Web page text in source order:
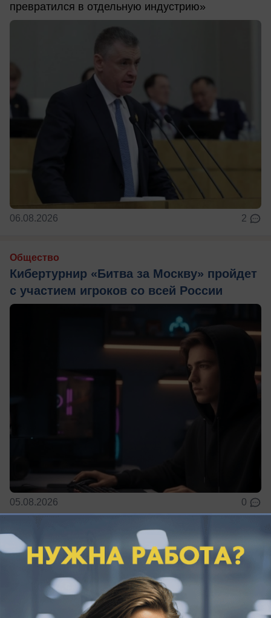
превратился в отдельную индустрию»
06.08.2026 2
Общество
Кибертурнир «Битва за Москву» пройдет
с участием игроков со всей России
05.08.2026 0
Политика
Имитируя успех: депутат Сухинин снова
решил «попиариться» на работе
администрации
И снова «попал впросак»